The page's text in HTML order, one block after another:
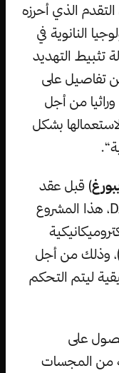
الذي أحرزه
النانوية في
(وكالة تثبيط التهديد
تفاصيل على
من أجل
بشكل
) قبل عقد
من الزمن من تصميم وكالة DARPA، هذا المشروع
وذلك من أجل
ليتم التحكم
على
من المجسات